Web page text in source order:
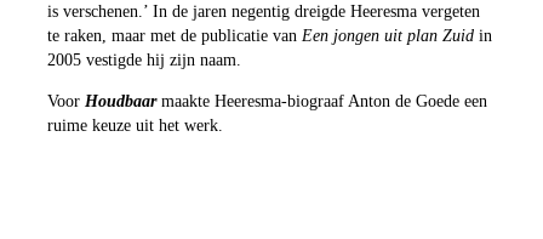
is verschenen.’ In de jaren negentig dreigde Heeresma vergeten
te raken, maar met de publicatie van Een jongen uit plan Zuid in
2005 vestigde hij zijn naam.
Voor Houdbaarmaakte Heeresma-biograaf Anton de Goede een
ruime keuze uit het werk.